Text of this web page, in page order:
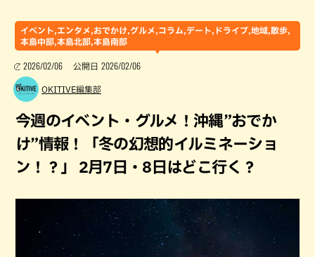
イベント,エンタメ,おでかけ,グルメ,コラム,デート,ドライブ,地域,散歩,
本島中部,本島北部,本島南部
2026/02/06 公開日 2026/02/06
OKITIVE編集部
今週のイベント・グルメ！沖縄”おでか
け”情報！「冬の幻想的イルミネーショ
ン！？」 2月7日・8日はどこ行く？